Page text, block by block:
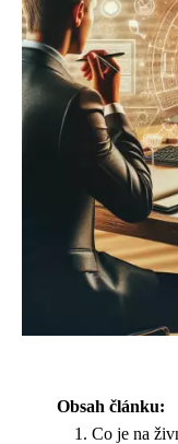
Obsah článku:
Co je na